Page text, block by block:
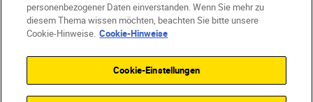
Cookie-Einstellungen
© 2026 Nikon
SKIP
personenbezogener Daten einverstanden. Wenn Sie mehr zu
diesem Thema wissen möchten, beachten Sie bitte unsere
Cookie-Hinweise. Cookie-Hinweise
Cookie-Einstellungen